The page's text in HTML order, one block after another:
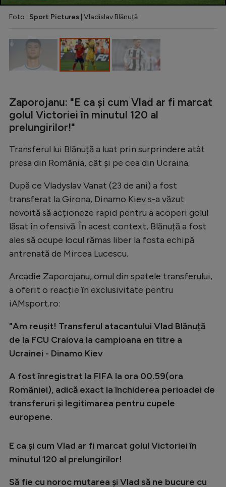
Intră în cont
Creează cont
Foto : Sport Pictures | Vladislav Blănuță
Zaporojanu: "E ca și cum Vlad ar fi marcat
golul Victoriei în minutul 120 al
prelungirilor!"
Transferul lui Blănuță a luat prin surprindere atât
presa din România, cât și pe cea din Ucraina.
După ce Vladyslav Vanat (23 de ani) a fost
transferat la Girona, Dinamo Kiev s-a văzut
nevoită să acționeze rapid pentru a acoperi golul
lăsat în ofensivă. În acest context, Blănuță a fost
ales să ocupe locul rămas liber la fosta echipă
antrenată de Mircea Lucescu.
Arcadie Zaporojanu, omul din spatele transferului,
a oferit o reacție în exclusivitate pentru
iAMsport.ro:
"Am reușit! Transferul atacantului Vlad Blănuță
de la FCU Craiova la campioana en titre a
Ucrainei - Dinamo Kiev
A fost înregistrat la FIFA la ora 00.59(ora
României), adică exact la închiderea perioadei de
transferuri și legitimarea pentru cupele
europene.
E ca și cum Vlad ar fi marcat golul Victoriei în
minutul 120 al prelungirilor!
Să fie cu noroc mutarea și Vlad să ne bucure cu